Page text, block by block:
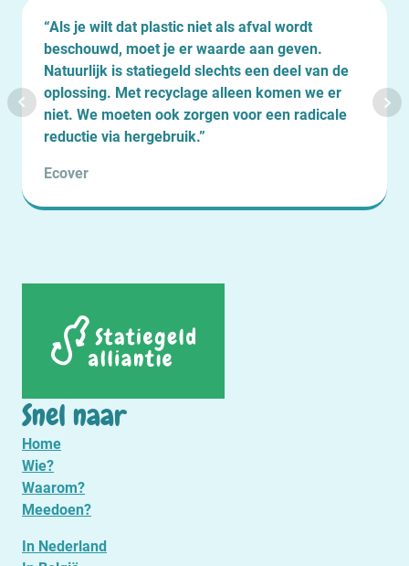
“Als je wilt dat plastic niet als afval wordt
beschouwd, moet je er waarde aan geven.
Natuurlijk is statiegeld slechts een deel van de
oplossing. Met recyclage alleen komen we er
niet. We moeten ook zorgen voor een radicale
reductie via hergebruik.”
Ecover
Snel naar
Home
Wie?
Waarom?
Meedoen?
In Nederland